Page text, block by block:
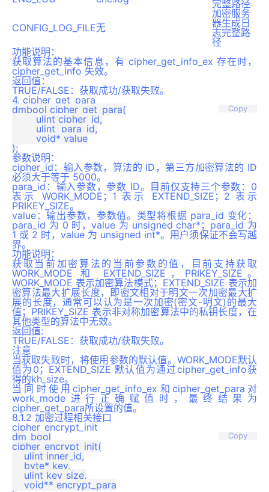
完整路径
CONFIG_LOG_FILE无
加密服务
器生成日
志完整路
径
功能说明 ：
获取算法的基本信息，有 cipher_get_info_ex 存在时，
cipher_get_info 失效。
返回值 ：
TRUE/FALSE：获取成功/获取失败。
4. cipher_get_para
Copy
dmbool cipher_get_para(
参数说明 ：
cipher_id：输入参数，算法的 ID，第三方加密算法的 ID
必须大于等于 5000。
para_id：输入参数，参数 ID。目前仅支持三个参数：0
表示 WORK_MODE；1 表示 EXTEND_SIZE；2 表示
PRIKEY_SIZE。
value：输出参数，参数值。类型将根据 para_id 变化：
para_id 为 0 时，value 为 unsigned char*；para_id 为
1 或 2 时，value 为 unsigned int*。用户须保证不会写越
界。
功能说明 ：
获取当前加密算法的当前参数的值，目前支持获取
WORK_MODE 和 EXTEND_SIZE，PRIKEY_SIZE。
WORK_MODE 表示加密算法模式；EXTEND_SIZE 表示加
密算法最大扩展长度，即密文相对于明文一次加密最大扩
展的长度，通常可以认为是一次加密(密文-明文)的最大
值；PRIKEY_SIZE 表示非对称加密算法中的私钥长度，在
其他类型的算法中无效。
返回值:
TRUE/FALSE：获取成功/获取失败。
注意
当获取失败时，将使用参数的默认值。WORK_MODE默认
值为0；EXTEND_SIZE 默认值为通过cipher_get_info获
得的kh_size。
当同时使用cipher_get_info_ex和cipher_get_para对
work_mode进行正确赋值时，最终结果为
cipher_get_para所设置的值。
8.1.2 加密过程相关接口
cipher_encrypt_init
Copy
dm_bool
cipher_encrypt_init(
    ulint inner_id,
    byte* key,
    ulint key_size,
    void** encrypt_para